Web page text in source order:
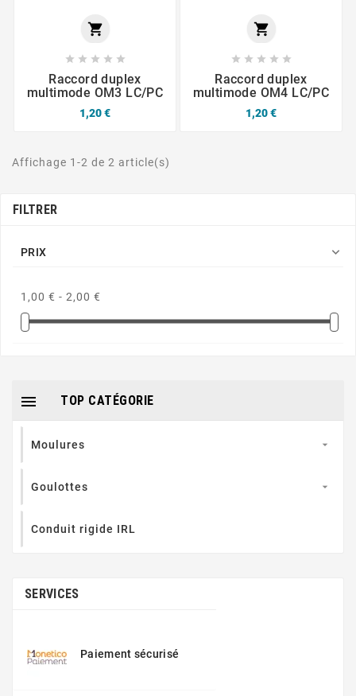

    
Raccord duplex
multimode OM3 LC/PC
1,20 €

    
Raccord duplex
multimode OM4 LC/PC
1,20 €
Affichage 1-2 de 2 article(s)
FILTRER
PRIX 
1,00 € - 2,00 €
TOP CATÉGORIE

Moulures 
Goulottes 
Conduit rigide IRL
SERVICES
Paiement sécurisé